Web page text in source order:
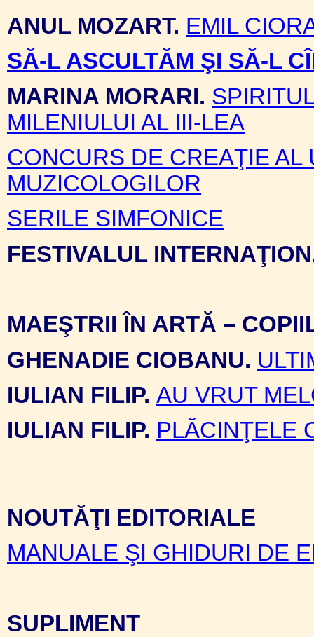
ANUL MOZART. EMIL
SĂ-L ASCULTĂM ŞI SĂ-L
MARINA MORARI.
MILENIULUI AL III-LEA
CONCURS DE CREAŢIE
MUZICOLOGILOR
SERILE SIMFONICE
FESTIVALUL
MAEŞTRII ÎN ARTĂ –
GHENADIE CIOBANU.
IULIAN FILIP. AU VRUT
IULIAN FILIP. PLĂCINŢELE
NOUTĂŢI EDITORIALE
MANUALE ŞI GHIDURI DE
SUPLIMENT